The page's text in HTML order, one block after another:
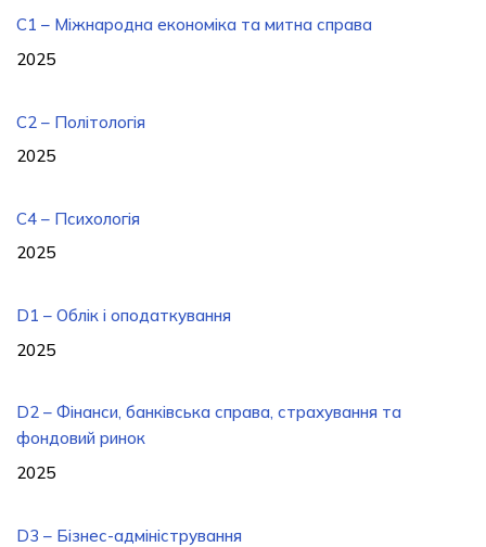
C1 – Міжнародна економіка та митна справа
2025
C2 – Політологія
2025
C4 – Психологія
2025
D1 – Облік і оподаткування
2025
D2 – Фінанси, банківська справа, страхування та
фондовий ринок
2025
D3 – Бізнес-адміністрування